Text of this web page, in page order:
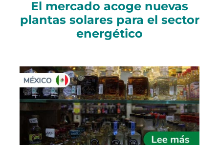
El mercado acoge nuevas
plantas solares para el sector
energético